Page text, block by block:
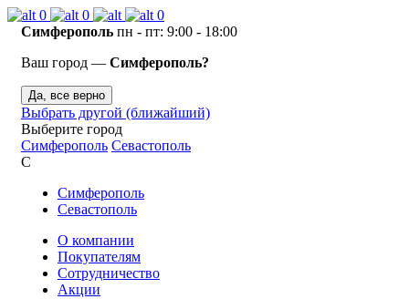
0 0
0
Симферополь пн - пт: 9:00 - 18:00
Ваш город — Симферополь?
Да, все верно
Выбрать другой (ближайший)
Выберите город
Симферополь Севастополь
С
Симферополь
Севастополь
О компании
Покупателям
Сотрудничество
Акции